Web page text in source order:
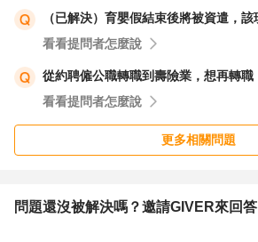
（已解決）育嬰假結束後將被資遣，
看看提問者怎麼說
從約聘僱公職轉職到壽險業，想再轉職
看看提問者怎麼說
更多相關問題
問題還沒被解決嗎？邀請GIVER來回答